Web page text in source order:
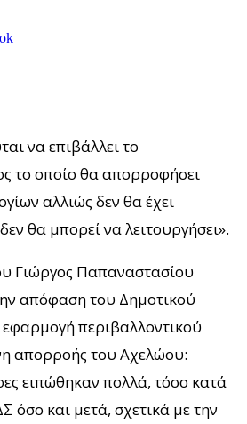
να επιβάλλει το
το οποίο θα απορροφήσει
αλλιώς δεν θα έχει
θα μπορεί να λειτουργήσει».
Γιώργος Παπαναστασίου
απόφαση του Δημοτικού
περιβαλλοντικού
απορροής του Αχελώου:
ειπώθηκαν πολλά, τόσο κατά
όσο και μετά, σχετικά με την